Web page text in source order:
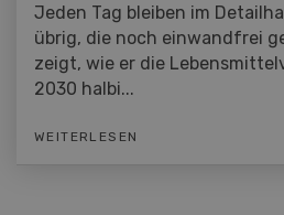
Jeden Tag bleiben im
übrig, die noch einwandfrei
zeigt, wie er die
2030 halbi...
WEITERLESEN